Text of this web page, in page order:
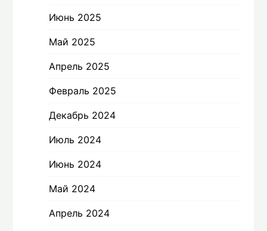
Июнь 2025
Май 2025
Апрель 2025
Февраль 2025
Декабрь 2024
Июль 2024
Июнь 2024
Май 2024
Апрель 2024